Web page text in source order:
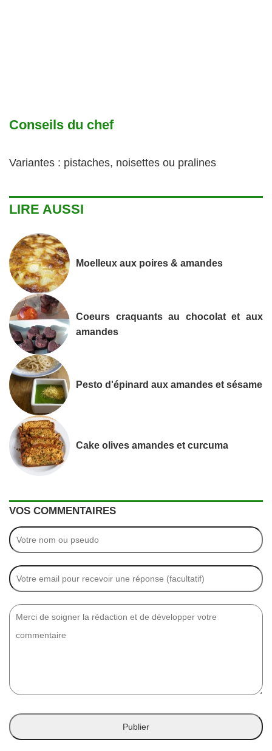
Conseils du chef
Variantes : pistaches, noisettes ou pralines
LIRE AUSSI
Moelleux aux poires & amandes
Coeurs craquants au chocolat et aux
amandes
Pesto d'épinard aux amandes et sésame
Cake olives amandes et curcuma
VOS COMMENTAIRES